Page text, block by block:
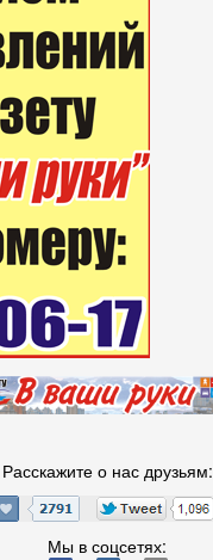
Расскажите о нас друзьям:
Мы в соцсетях: